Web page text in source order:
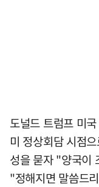
도널드 트럼프 미
미 정상회담 시점
성을 묻자 "양국이
"정해지면 말씀드